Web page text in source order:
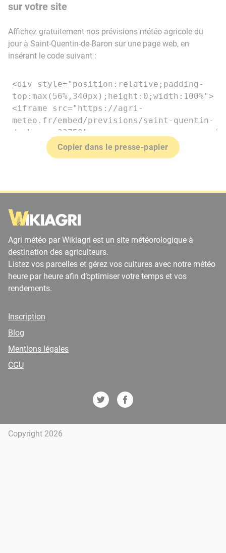
sur votre site
Affichez gratuitement nos prévisions météo agricole du
jour à Saint-Quentin-de-Baron sur une page web, en
insérant le code suivant :
Copier dans le presse-papier
Agri météo par Wikiagri est un site météorologique à
destination des agriculteurs.
Listez vos parcelles et gérez vos cultures avec notre météo
heure par heure afin d’optimiser votre temps et vos
rendements.
Inscription
Blog
Mentions légales
CGU
Copyright 2026